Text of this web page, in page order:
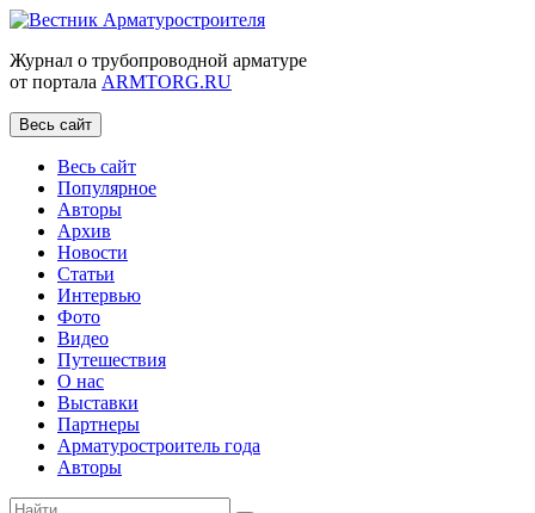
Журнал о трубопроводной арматуре
от портала ARMTORG.RU
Весь сайт
Весь сайт
Популярное
Авторы
Архив
Новости
Статьи
Интервью
Фото
Видео
Путешествия
О нас
Выставки
Партнеры
Арматуростроитель года
Авторы